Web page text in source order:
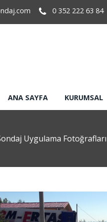
0 352 222 63 84
ANA SAYFA KURUMSAL
Uygulama Fotoğrafları